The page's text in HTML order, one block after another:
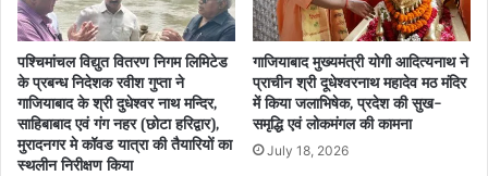
पश्चिमांचल विद्युत वितरण निगम लिमिटेड
के प्रबन्ध निदेशक रवीश गुप्ता ने
गाजियाबाद के श्री दुधेश्वर नाथ मन्दिर,
साहिबाबाद एवं गंग नहर (छोटा हरिद्वार),
मुरादनगर मे कॉवड यात्रा की तैयारियों का
स्थलीन निरीक्षण किया
गाजियाबाद मुख्यमंत्री योगी आदित्यनाथ ने
प्राचीन श्री दूधेश्वरनाथ महादेव मठ मंदिर
में किया जलाभिषेक, प्रदेश की सुख-
समृद्धि एवं लोकमंगल की कामना
July 18, 2026